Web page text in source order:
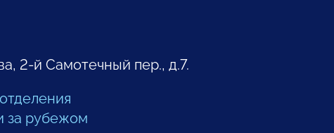
2-й Самотечный пер., д.7.
за рубежом